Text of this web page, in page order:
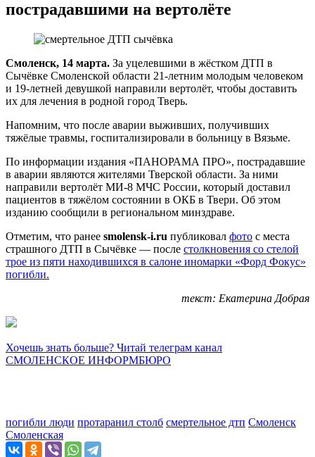
пострадавшими на вертолёте
Смоленск, 14 марта. За уцелевшими в жёстком ДТП в
Сычёвке Смоленской области 21-летним молодым человеком
и 19-летней девушкой направили вертолёт, чтобы доставить
их для лечения в родной город Тверь.
Напомним, что после аварии выживших, получивших
тяжёлые травмы, госпитализировали в больницу в Вязьме.
По информации издания «ПАНОРАМА ПРО», пострадавшие
в аварии являются жителями Тверской области. За ними
направили вертолёт МИ-8 МЧС России, который доставил
пациентов в тяжёлом состоянии в ОКБ в Твери. Об этом
изданию сообщили в региональном минздраве.
Отметим, что ранее smolensk-i.ru публиковал фото с места
страшного ДТП в Сычёвке — после столкновения со стелой
трое из пяти находившихся в салоне иномарки «Форд Фокус»
погибли.
текст: Екатерина Добрая
Хочешь знать больше? Читай телеграм канал
СМОЛЕНСКОЕ ИНФОРМБЮРО
погибли люди протаранил столб смертельное дтп Смоленск
Смоленская